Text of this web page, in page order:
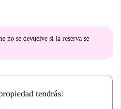
no se devuelve si la reserva se
tendrás: